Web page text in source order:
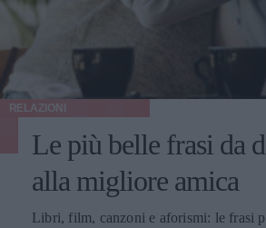
RELAZIONI
Le più belle frasi da
alla migliore amica
Libri, film, canzoni e aforismi: le frasi